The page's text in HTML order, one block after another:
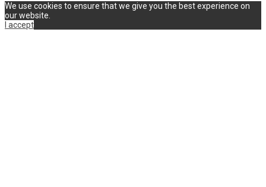
We use cookies to ensure that we give you the best experience on
our website.
I accept